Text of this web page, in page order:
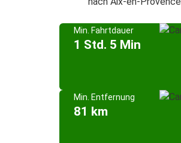
Min. Fahrtdauer
1 Std. 5 Min
Min. Entfernung
81 km